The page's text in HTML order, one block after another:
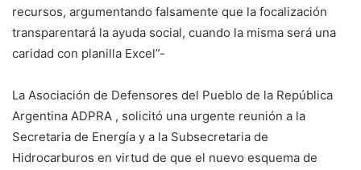
recursos, argumentando falsamente que la focalización
transparentará la ayuda social, cuando la misma será una
caridad con planilla Excel”-
La Asociación de Defensores del Pueblo de la República
Argentina ADPRA , solicitó una urgente reunión a la
Secretaria de Energía y a la Subsecretaria de
Hidrocarburos en virtud de que el nuevo esquema de